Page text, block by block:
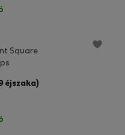
Square
éjszaka)